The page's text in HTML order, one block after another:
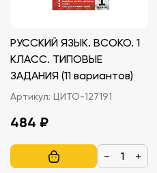
РУССКИЙ ЯЗЫК. ВСОКО. 1
КЛАСС. ТИПОВЫЕ
ЗАДАНИЯ (11 вариантов)
Артикул: ЦИТО-127191
484 ₽
− +